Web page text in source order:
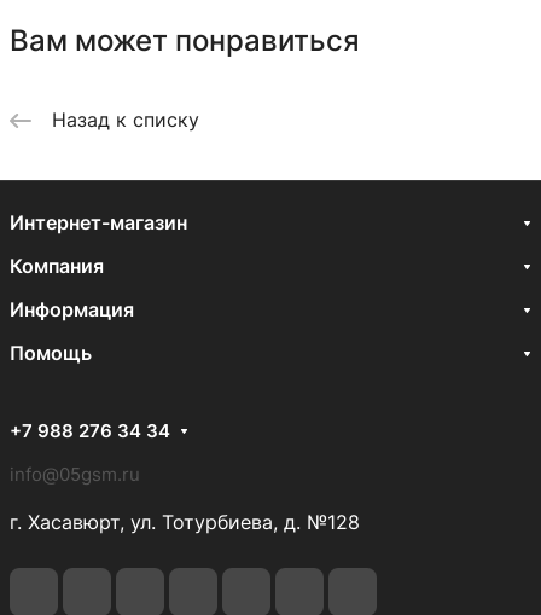
Вам может понравиться
Назад к списку
Интернет-магазин
Компания
Информация
Помощь
+7 988 276 34 34
info@05gsm.ru
г. Хасавюрт, ул. Тотурбиева, д. №128